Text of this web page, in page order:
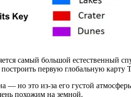
самый большой естественный
первую глобальную карту
— но это из-за его густой
похожим на земной.